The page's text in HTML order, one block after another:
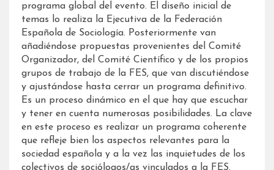
programa global del evento. El diseño inicial de
temas lo realiza la Ejecutiva de la Federación
Española de Sociología. Posteriormente van
añadiéndose propuestas provenientes del Comité
Organizador, del Comité Científico y de los propios
grupos de trabajo de la FES, que van discutiéndose
y ajustándose hasta cerrar un programa definitivo.
Es un proceso dinámico en el que hay que escuchar
y tener en cuenta numerosas posibilidades. La clave
en este proceso es realizar un programa coherente
que refleje bien los aspectos relevantes para la
sociedad española y a la vez las inquietudes de los
colectivos de sociólogos/as vinculados a la FES.